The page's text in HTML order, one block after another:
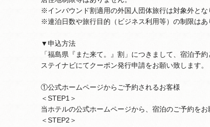
※インバウンド割適用の外国人団体旅行は対象外とな
※連泊日数や旅行目的（ビジネス利用等）の制限はあ
▼申込方法
「福島県『また来て。』割」につきまして、宿泊予
ステイナビにてクーポン発行申請をお願い致します。
①公式ホームページからご予約されるお客様
＜STEP1＞
当ホテルの公式ホームページから、宿泊のご予約をお
＜STEP2＞